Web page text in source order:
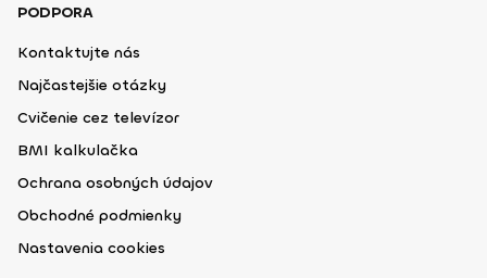
PODPORA
Kontaktujte nás
Najčastejšie otázky
Cvičenie cez televízor
BMI kalkulačka
Ochrana osobných údajov
Obchodné podmienky
Nastavenia cookies